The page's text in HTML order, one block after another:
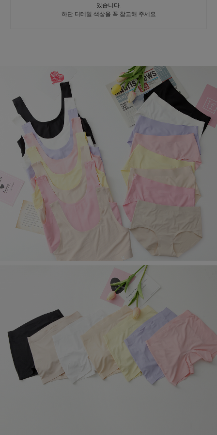
있습니다.
하단 디테일 색상을 꼭 참고해 주세요